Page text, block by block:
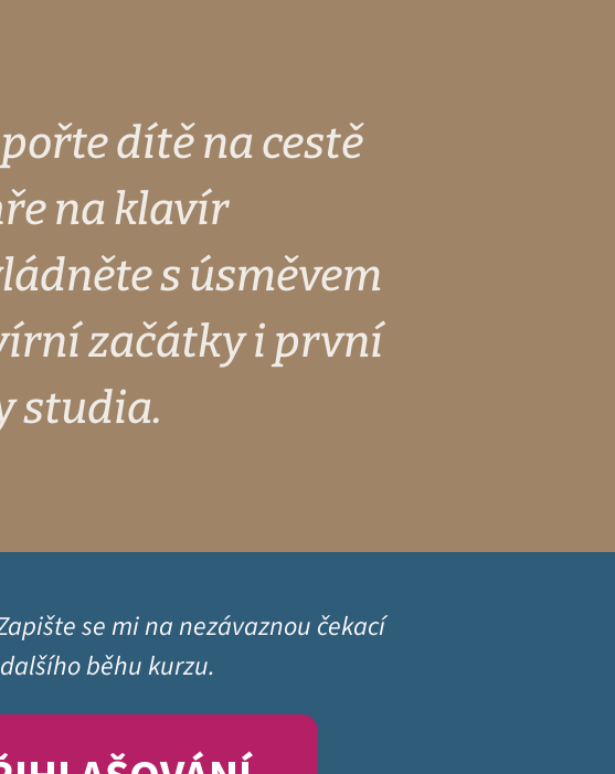
dítě na cestě
na klavír
s úsměvem
začátky i první
studia.
se mi na nezávaznou čekací
běhu kurzu.